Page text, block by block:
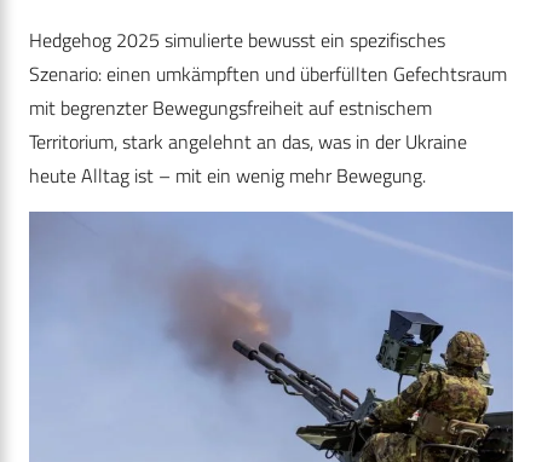
Hedgehog 2025 simulierte bewusst ein spezifisches
Szenario: einen umkämpften und überfüllten Gefechtsraum
mit begrenzter Bewegungsfreiheit auf estnischem
Territorium, stark angelehnt an das, was in der Ukraine
heute Alltag ist – mit ein wenig mehr Bewegung.